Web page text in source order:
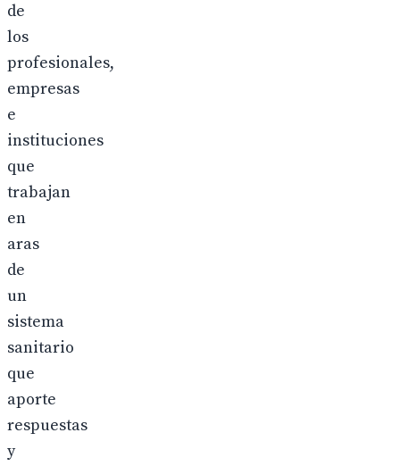
de
los
profesionales,
empresas
e
instituciones
que
trabajan
en
aras
de
un
sistema
sanitario
que
aporte
respuestas
y